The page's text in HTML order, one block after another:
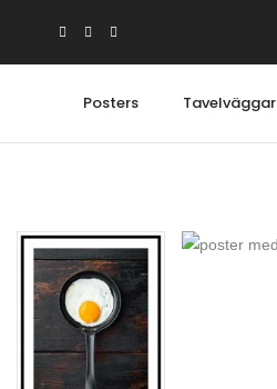
Posters
Abstrakt & konst
Arkitektur & Stadsbilder
Barntavlor
Djurmotiv
Grafiska motiv
Illustrationer & tecknat
Tavelväggar